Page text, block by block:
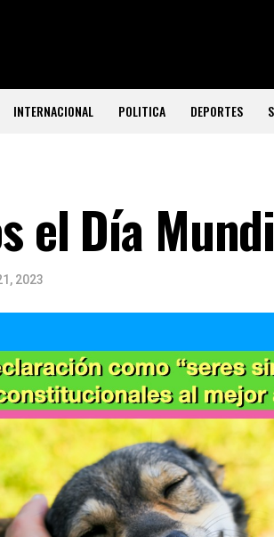
INTERNACIONAL POLITICA DEPORTES
el Día
2023